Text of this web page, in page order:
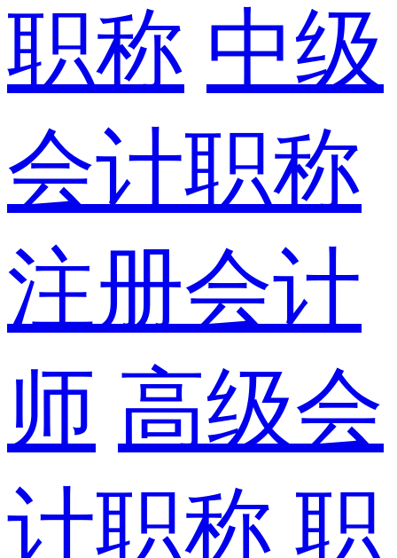
职称 中级
会计职称
注册会计
师 高级会
计职称 职